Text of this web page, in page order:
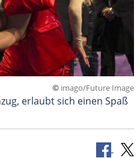
© imago/Future Image
erlaubt sich einen Spaß